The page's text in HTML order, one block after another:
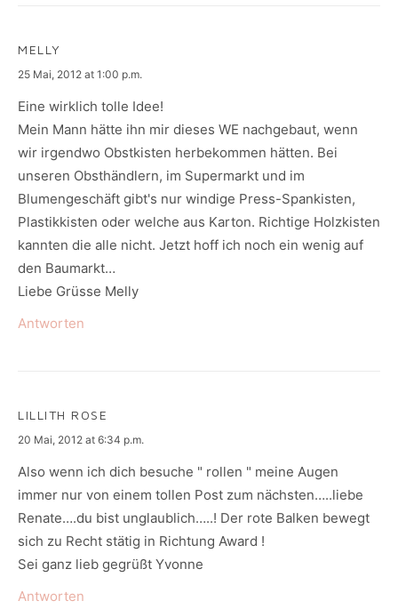
MELLY
says:
25 Mai, 2012 at 1:00 p.m.
Eine wirklich tolle Idee!
Mein Mann hätte ihn mir dieses WE nachgebaut, wenn
wir irgendwo Obstkisten herbekommen hätten. Bei
unseren Obsthändlern, im Supermarkt und im
Blumengeschäft gibt's nur windige Press-Spankisten,
Plastikkisten oder welche aus Karton. Richtige Holzkisten
kannten die alle nicht. Jetzt hoff ich noch ein wenig auf
den Baumarkt…
Liebe Grüsse Melly
Antworten
LILLITH ROSE
says:
20 Mai, 2012 at 6:34 p.m.
Also wenn ich dich besuche " rollen " meine Augen
immer nur von einem tollen Post zum nächsten…..liebe
Renate….du bist unglaublich…..! Der rote Balken bewegt
sich zu Recht stätig in Richtung Award !
Sei ganz lieb gegrüßt Yvonne
Antworten